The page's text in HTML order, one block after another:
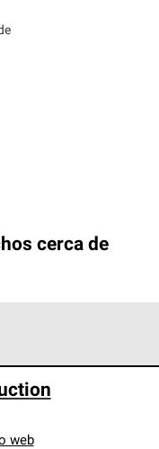
cerca de
confiabilidad y
web